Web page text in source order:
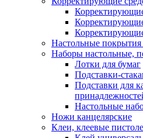
Настольные
Наборы настольные,
Лотки для бумаг
Подставки-
Подставки для
Настольные
Ножи канцелярские
Клеи, клеевые